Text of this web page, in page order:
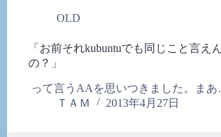
OLD
「お前それkubuntuでも同じこと言え
の？」
って言うAAを思いつきました。ま
ＴＡＭ
2013年4月27日